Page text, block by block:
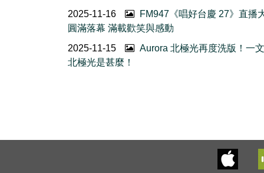
2025-11-16
FM947《唱好台慶 27》直播
圓滿落幕 滿載歡笑與感動
2025-11-15
Aurora 北極光再度洗版！一
北極光是甚麼！